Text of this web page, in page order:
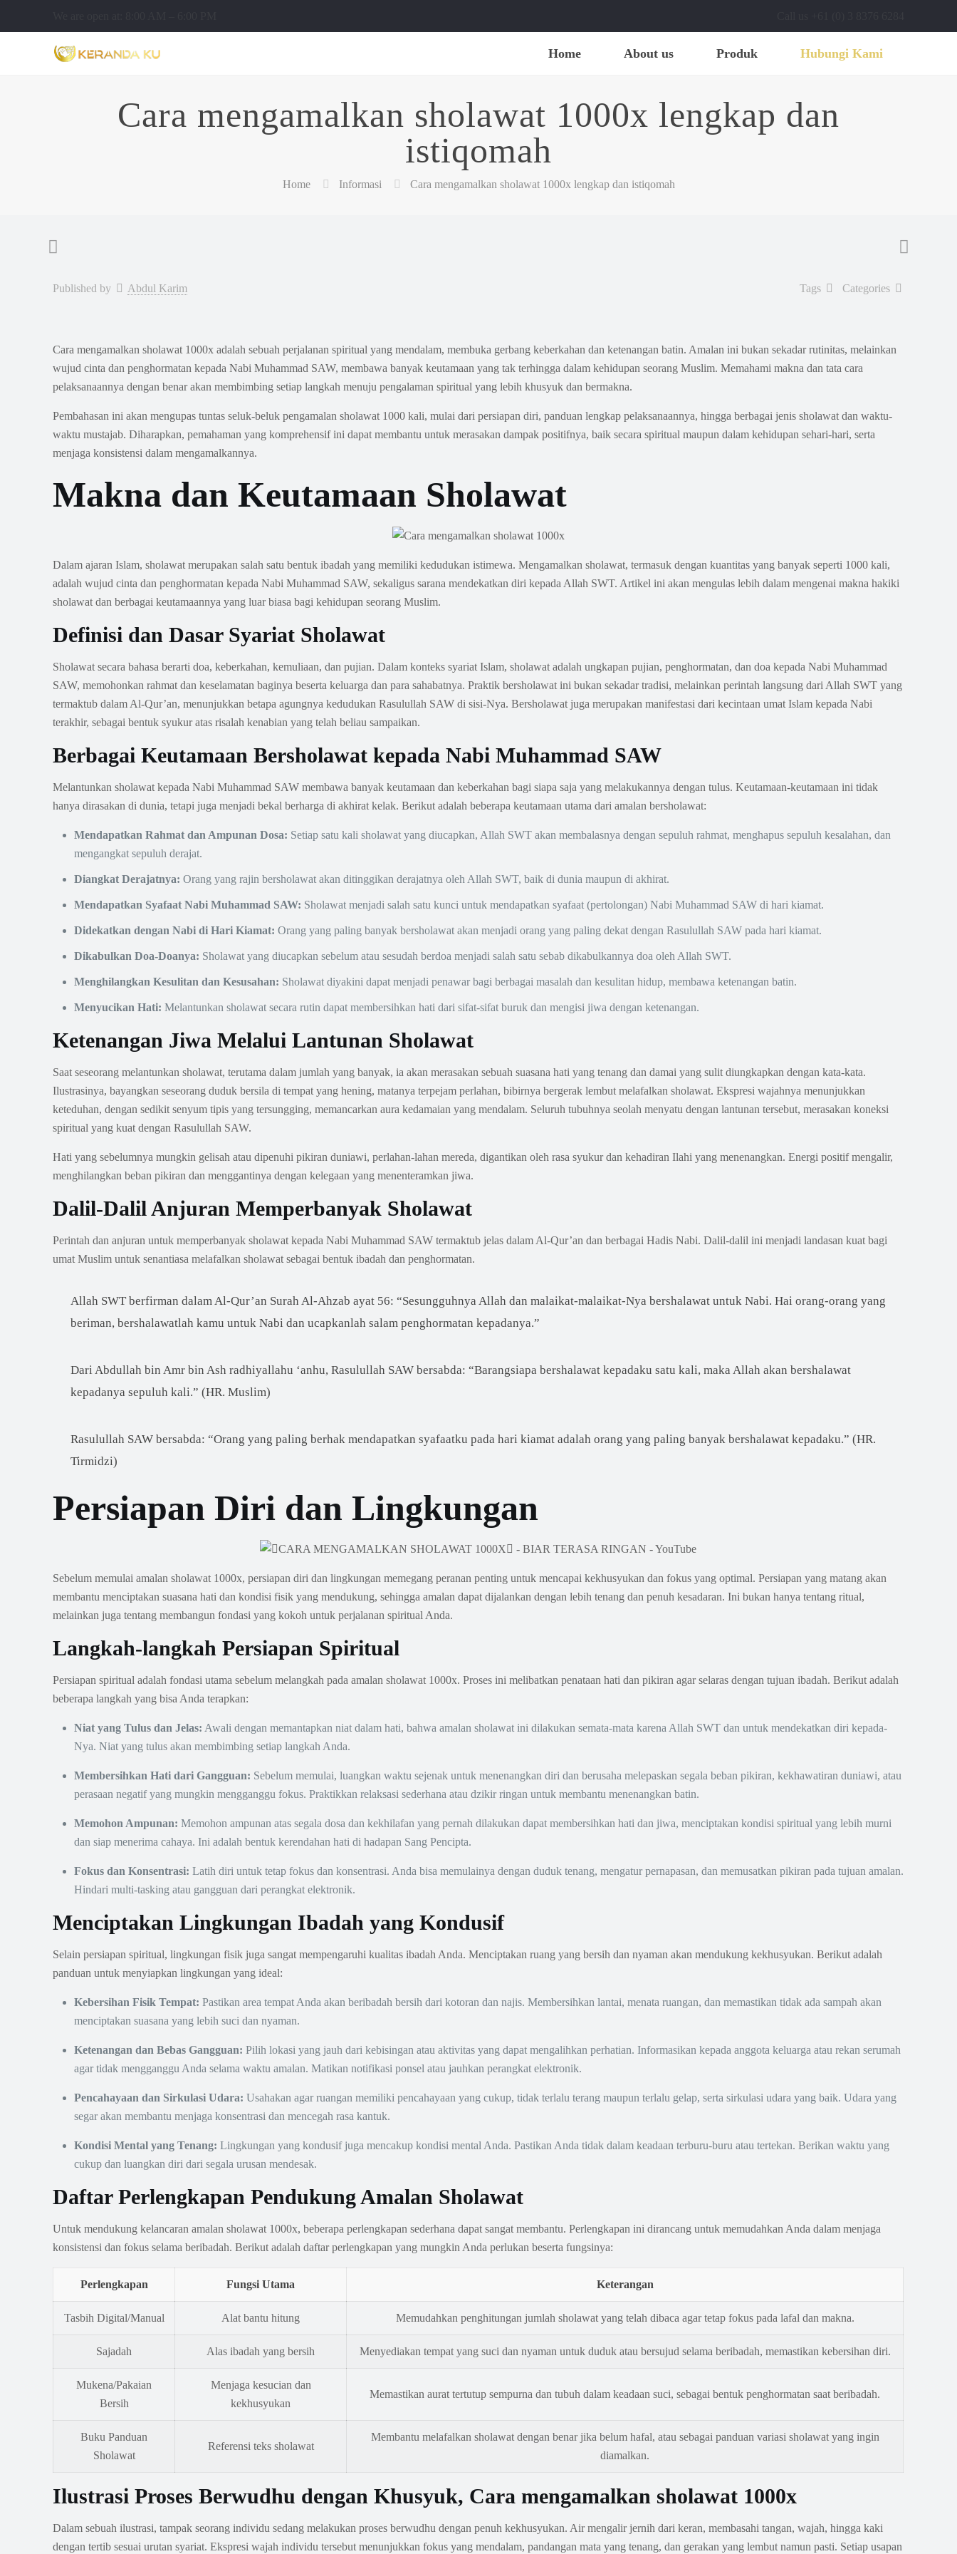
Home About us Produk Hubungi Kami
Cara mengamalkan sholawat 1000x lengkap dan
istiqomah
Home Informasi Cara mengamalkan sholawat 1000x lengkap dan istiqomah
Published by Abdul Karim Categories
Tags
Cara mengamalkan sholawat 1000x adalah sebuah perjalanan spiritual yang mendalam, membuka gerbang keberkahan dan ketenangan batin. Amalan ini bukan sekadar rutinitas, melainkan
wujud cinta dan penghormatan kepada Nabi Muhammad SAW, membawa banyak keutamaan yang tak terhingga dalam kehidupan seorang Muslim. Memahami makna dan tata cara
pelaksanaannya dengan benar akan membimbing setiap langkah menuju pengalaman spiritual yang lebih khusyuk dan bermakna.
Pembahasan ini akan mengupas tuntas seluk-beluk pengamalan sholawat 1000 kali, mulai dari persiapan diri, panduan lengkap pelaksanaannya, hingga berbagai jenis sholawat dan waktu-
waktu mustajab. Diharapkan, pemahaman yang komprehensif ini dapat membantu untuk merasakan dampak positifnya, baik secara spiritual maupun dalam kehidupan sehari-hari, serta
menjaga konsistensi dalam mengamalkannya.
Makna dan Keutamaan Sholawat
Dalam ajaran Islam, sholawat merupakan salah satu bentuk ibadah yang memiliki kedudukan istimewa. Mengamalkan sholawat, termasuk dengan kuantitas yang banyak seperti 1000 kali,
adalah wujud cinta dan penghormatan kepada Nabi Muhammad SAW, sekaligus sarana mendekatkan diri kepada Allah SWT. Artikel ini akan mengulas lebih dalam mengenai makna hakiki
sholawat dan berbagai keutamaannya yang luar biasa bagi kehidupan seorang Muslim.
Definisi dan Dasar Syariat Sholawat
Sholawat secara bahasa berarti doa, keberkahan, kemuliaan, dan pujian. Dalam konteks syariat Islam, sholawat adalah ungkapan pujian, penghormatan, dan doa kepada Nabi Muhammad
SAW, memohonkan rahmat dan keselamatan baginya beserta keluarga dan para sahabatnya. Praktik bersholawat ini bukan sekadar tradisi, melainkan perintah langsung dari Allah SWT yang
termaktub dalam Al-Qur’an, menunjukkan betapa agungnya kedudukan Rasulullah SAW di sisi-Nya. Bersholawat juga merupakan manifestasi dari kecintaan umat Islam kepada Nabi
terakhir, sebagai bentuk syukur atas risalah kenabian yang telah beliau sampaikan.
Berbagai Keutamaan Bersholawat kepada Nabi Muhammad SAW
Melantunkan sholawat kepada Nabi Muhammad SAW membawa banyak keutamaan dan keberkahan bagi siapa saja yang melakukannya dengan tulus. Keutamaan-keutamaan ini tidak
hanya dirasakan di dunia, tetapi juga menjadi bekal berharga di akhirat kelak. Berikut adalah beberapa keutamaan utama dari amalan bersholawat:
Mendapatkan Rahmat dan Ampunan Dosa: Setiap satu kali sholawat yang diucapkan, Allah SWT akan membalasnya dengan sepuluh rahmat, menghapus sepuluh kesalahan, dan
mengangkat sepuluh derajat.
Diangkat Derajatnya: Orang yang rajin bersholawat akan ditinggikan derajatnya oleh Allah SWT, baik di dunia maupun di akhirat.
Mendapatkan Syafaat Nabi Muhammad SAW: Sholawat menjadi salah satu kunci untuk mendapatkan syafaat (pertolongan) Nabi Muhammad SAW di hari kiamat.
Didekatkan dengan Nabi di Hari Kiamat: Orang yang paling banyak bersholawat akan menjadi orang yang paling dekat dengan Rasulullah SAW pada hari kiamat.
Dikabulkan Doa-Doanya: Sholawat yang diucapkan sebelum atau sesudah berdoa menjadi salah satu sebab dikabulkannya doa oleh Allah SWT.
Menghilangkan Kesulitan dan Kesusahan: Sholawat diyakini dapat menjadi penawar bagi berbagai masalah dan kesulitan hidup, membawa ketenangan batin.
Menyucikan Hati: Melantunkan sholawat secara rutin dapat membersihkan hati dari sifat-sifat buruk dan mengisi jiwa dengan ketenangan.
Ketenangan Jiwa Melalui Lantunan Sholawat
Saat seseorang melantunkan sholawat, terutama dalam jumlah yang banyak, ia akan merasakan sebuah suasana hati yang tenang dan damai yang sulit diungkapkan dengan kata-kata.
Ilustrasinya, bayangkan seseorang duduk bersila di tempat yang hening, matanya terpejam perlahan, bibirnya bergerak lembut melafalkan sholawat. Ekspresi wajahnya menunjukkan
keteduhan, dengan sedikit senyum tipis yang tersungging, memancarkan aura kedamaian yang mendalam. Seluruh tubuhnya seolah menyatu dengan lantunan tersebut, merasakan koneksi
spiritual yang kuat dengan Rasulullah SAW.
Hati yang sebelumnya mungkin gelisah atau dipenuhi pikiran duniawi, perlahan-lahan mereda, digantikan oleh rasa syukur dan kehadiran Ilahi yang menenangkan. Energi positif mengalir,
menghilangkan beban pikiran dan menggantinya dengan kelegaan yang menenteramkan jiwa.
Dalil-Dalil Anjuran Memperbanyak Sholawat
Perintah dan anjuran untuk memperbanyak sholawat kepada Nabi Muhammad SAW termaktub jelas dalam Al-Qur’an dan berbagai Hadis Nabi. Dalil-dalil ini menjadi landasan kuat bagi
umat Muslim untuk senantiasa melafalkan sholawat sebagai bentuk ibadah dan penghormatan.
Allah SWT berfirman dalam Al-Qur’an Surah Al-Ahzab ayat 56: “Sesungguhnya Allah dan malaikat-malaikat-Nya bershalawat untuk Nabi. Hai orang-orang yang
beriman, bershalawatlah kamu untuk Nabi dan ucapkanlah salam penghormatan kepadanya.”
Dari Abdullah bin Amr bin Ash radhiyallahu ‘anhu, Rasulullah SAW bersabda: “Barangsiapa bershalawat kepadaku satu kali, maka Allah akan bershalawat
kepadanya sepuluh kali.” (HR. Muslim)
Rasulullah SAW bersabda: “Orang yang paling berhak mendapatkan syafaatku pada hari kiamat adalah orang yang paling banyak bershalawat kepadaku.” (HR.
Tirmidzi)
Persiapan Diri dan Lingkungan
Sebelum memulai amalan sholawat 1000x, persiapan diri dan lingkungan memegang peranan penting untuk mencapai kekhusyukan dan fokus yang optimal. Persiapan yang matang akan
membantu menciptakan suasana hati dan kondisi fisik yang mendukung, sehingga amalan dapat dijalankan dengan lebih tenang dan penuh kesadaran. Ini bukan hanya tentang ritual,
melainkan juga tentang membangun fondasi yang kokoh untuk perjalanan spiritual Anda.
Langkah-langkah Persiapan Spiritual
Persiapan spiritual adalah fondasi utama sebelum melangkah pada amalan sholawat 1000x. Proses ini melibatkan penataan hati dan pikiran agar selaras dengan tujuan ibadah. Berikut adalah
beberapa langkah yang bisa Anda terapkan:
Niat yang Tulus dan Jelas: Awali dengan memantapkan niat dalam hati, bahwa amalan sholawat ini dilakukan semata-mata karena Allah SWT dan untuk mendekatkan diri kepada-
Nya. Niat yang tulus akan membimbing setiap langkah Anda.
Membersihkan Hati dari Gangguan: Sebelum memulai, luangkan waktu sejenak untuk menenangkan diri dan berusaha melepaskan segala beban pikiran, kekhawatiran duniawi, atau
perasaan negatif yang mungkin mengganggu fokus. Praktikkan relaksasi sederhana atau dzikir ringan untuk membantu menenangkan batin.
Memohon Ampunan: Memohon ampunan atas segala dosa dan kekhilafan yang pernah dilakukan dapat membersihkan hati dan jiwa, menciptakan kondisi spiritual yang lebih murni
dan siap menerima cahaya. Ini adalah bentuk kerendahan hati di hadapan Sang Pencipta.
Fokus dan Konsentrasi: Latih diri untuk tetap fokus dan konsentrasi. Anda bisa memulainya dengan duduk tenang, mengatur pernapasan, dan memusatkan pikiran pada tujuan amalan.
Hindari multi-tasking atau gangguan dari perangkat elektronik.
Menciptakan Lingkungan Ibadah yang Kondusif
Selain persiapan spiritual, lingkungan fisik juga sangat mempengaruhi kualitas ibadah Anda. Menciptakan ruang yang bersih dan nyaman akan mendukung kekhusyukan. Berikut adalah
panduan untuk menyiapkan lingkungan yang ideal:
Kebersihan Fisik Tempat: Pastikan area tempat Anda akan beribadah bersih dari kotoran dan najis. Membersihkan lantai, menata ruangan, dan memastikan tidak ada sampah akan
menciptakan suasana yang lebih suci dan nyaman.
Ketenangan dan Bebas Gangguan: Pilih lokasi yang jauh dari kebisingan atau aktivitas yang dapat mengalihkan perhatian. Informasikan kepada anggota keluarga atau rekan serumah
agar tidak mengganggu Anda selama waktu amalan. Matikan notifikasi ponsel atau jauhkan perangkat elektronik.
Pencahayaan dan Sirkulasi Udara: Usahakan agar ruangan memiliki pencahayaan yang cukup, tidak terlalu terang maupun terlalu gelap, serta sirkulasi udara yang baik. Udara yang
segar akan membantu menjaga konsentrasi dan mencegah rasa kantuk.
Kondisi Mental yang Tenang: Lingkungan yang kondusif juga mencakup kondisi mental Anda. Pastikan Anda tidak dalam keadaan terburu-buru atau tertekan. Berikan waktu yang
cukup dan luangkan diri dari segala urusan mendesak.
Daftar Perlengkapan Pendukung Amalan Sholawat
Untuk mendukung kelancaran amalan sholawat 1000x, beberapa perlengkapan sederhana dapat sangat membantu. Perlengkapan ini dirancang untuk memudahkan Anda dalam menjaga
konsistensi dan fokus selama beribadah. Berikut adalah daftar perlengkapan yang mungkin Anda perlukan beserta fungsinya:
Perlengkapan Fungsi Utama Keterangan
Tasbih Digital/Manual Alat bantu hitung Memudahkan penghitungan jumlah sholawat yang telah dibaca agar tetap fokus pada lafal dan makna.
Sajadah Alas ibadah yang bersih Menyediakan tempat yang suci dan nyaman untuk duduk atau bersujud selama beribadah, memastikan kebersihan diri.
Mukena/Pakaian
Bersih
Menjaga kesucian dan
kekhusyukan
Memastikan aurat tertutup sempurna dan tubuh dalam keadaan suci, sebagai bentuk penghormatan saat beribadah.
Buku Panduan
Sholawat
Referensi teks sholawat
Membantu melafalkan sholawat dengan benar jika belum hafal, atau sebagai panduan variasi sholawat yang ingin
diamalkan.
Ilustrasi Proses Berwudhu dengan Khusyuk, Cara mengamalkan sholawat 1000x
Dalam sebuah ilustrasi, tampak seorang individu sedang melakukan proses berwudhu dengan penuh kekhusyukan. Air mengalir jernih dari keran, membasahi tangan, wajah, hingga kaki
dengan tertib sesuai urutan syariat. Ekspresi wajah individu tersebut menunjukkan fokus yang mendalam, pandangan mata yang tenang, dan gerakan yang lembut namun pasti. Setiap usapan